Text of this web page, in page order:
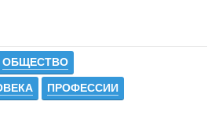
ОБЩЕСТВО
ПРОФЕССИИ